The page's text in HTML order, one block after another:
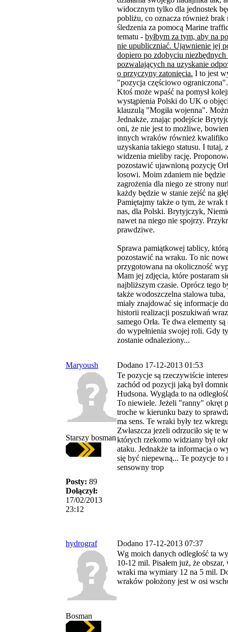
widocznym tylko dla jednostek
pobliżu, co oznacza również
śledzenia za pomocą Marine
tematu - byłbym za tym, aby na
nie upubliczniać. Ujawnienie jej
dopiero po zdobyciu niezbędnych
pozwalających na uzyskanie
o przyczyny zatonięcia. I to jest
"pozycja częściowo ograniczona".
Ktoś może wpaść na pomysł
wystąpienia Polski do UK o
klauzulą "Mogiła wojenna".
Jednakże, znając podejście
oni, że nie jest to możliwe,
innych wraków również
uzyskania takiego statusu. I tutaj,
widzenia mieliby rację.
pozostawić ujawnioną pozycję
losowi. Moim zdaniem nie będzie
zagrożenia dla niego ze strony
każdy będzie w stanie zejść na
Pamiętajmy także o tym, że wrak
nas, dla Polski. Brytyjczyk,
nawet na niego nie spojrzy.
prawdziwe.
Sprawa pamiątkowej tablicy,
pozostawić na wraku. To nic
przygotowana na okoliczność
Mam jej zdjęcia, które postaram
najbliższym czasie. Oprócz tego
także wodoszczelna stalowa
miały znajdować się informacje
historii realizacji poszukiwań
samego Orła. Te dwa elementy są
do wypełnienia swojej roli. Gdy
zostanie odnaleziony...
Maryoush Dodano 17-12-2013 01:53
Starszy bosman
Posty: 89
Dołączył:
17/02/2013
23:12
Te pozycje są rzeczywiście
zachód od pozycji jaką był
Hudsona. Wygląda to na
To niewiele. Jeżeli "ranny" okręt
troche w kierunku bazy to
ma sens. Te wraki były tez
Zwłaszcza jezeli odrzuciło się te
których rzekomo widziany był
ataku. Jednakże ta informacja o
się być niepewną... Te pozycje to
sensowny trop
hydrograf Dodano 17-12-2013 07:37
Bosman
Wg moich danych odległość ta
10-12 mil. Pisałem już, że
wraki ma wymiary 12 na 5 mil.
wraków położony jest w osi